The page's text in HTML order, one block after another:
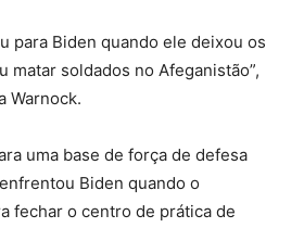
para Biden quando ele deixou os
matar soldados no Afeganistão”,
Warnock.
uma base de força de defesa
Biden quando o
fechar o centro de prática de